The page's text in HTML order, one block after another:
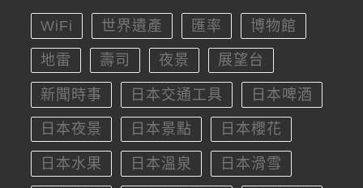
WiFi 世界遺產 匯率 博物館
地雷 壽司 夜景 展望台
新聞時事 日本交通工具 日本啤酒
日本夜景 日本景點 日本櫻花
日本水果 日本溫泉 日本滑雪